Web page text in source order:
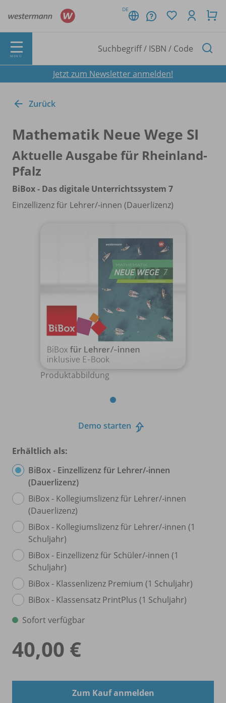
DE
MENÜ
Jetzt zum Newsletter anmelden!
Zurück
Mathematik Neue Wege SI
Aktuelle Ausgabe für Rheinland-
Pfalz
BiBox - Das digitale Unterrichtssystem 7
Einzellizenz für Lehrer/-innen (Dauerlizenz)
Produktabbildung
Demo starten
Erhältlich als:
BiBox - Einzellizenz für Lehrer/-innen
(Dauerlizenz)
BiBox - Kollegiumslizenz für Lehrer/-innen
(Dauerlizenz)
BiBox - Kollegiumslizenz für Lehrer/-innen (1
Schuljahr)
BiBox - Einzellizenz für Schüler/-innen (1
Schuljahr)
BiBox - Klassenlizenz Premium (1 Schuljahr)
BiBox - Klassensatz PrintPlus (1 Schuljahr)
Sofort verfügbar
40,00 €
Zum Kauf anmelden